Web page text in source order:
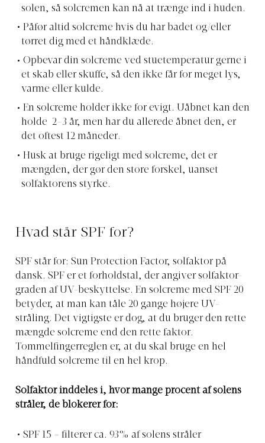
solen, så solcremen kan nå at trænge ind i huden.
Påfør altid solcreme hvis du har badet og/eller
tørret dig med et håndklæde.
Opbevar din solcreme ved stuetemperatur gerne i
et skab eller skuffe, så den ikke får for meget lys,
varme eller kulde.
En solcreme holder ikke for evigt. Uåbnet kan den
holde 2-3 år, men har du allerede åbnet den, er
det oftest 12 måneder.
Husk at bruge rigeligt med solcreme, det er
mængden, der gør den store forskel, uanset
solfaktorens styrke.
Hvad står SPF for?
SPF står for: Sun Protection Factor, solfaktor på
dansk. SPF er et forholdstal, der angiver solfaktor-
graden af UV-beskyttelse. En solcreme med SPF 20
betyder, at man kan tåle 20 gange højere UV-
stråling. Det vigtigste er dog, at du bruger den rette
mængde solcreme end den rette faktor.
Tommelfingerreglen er, at du skal bruge en hel
håndfuld solcreme til en hel krop.
Solfaktor inddeles i, hvor mange procent af solens
stråler, de blokerer for:
SPF 15 = filterer ca. 93% af solens stråler